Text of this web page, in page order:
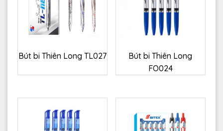
Bút bi Thiên Long TL027
Bút bi Thiên Long
FO024